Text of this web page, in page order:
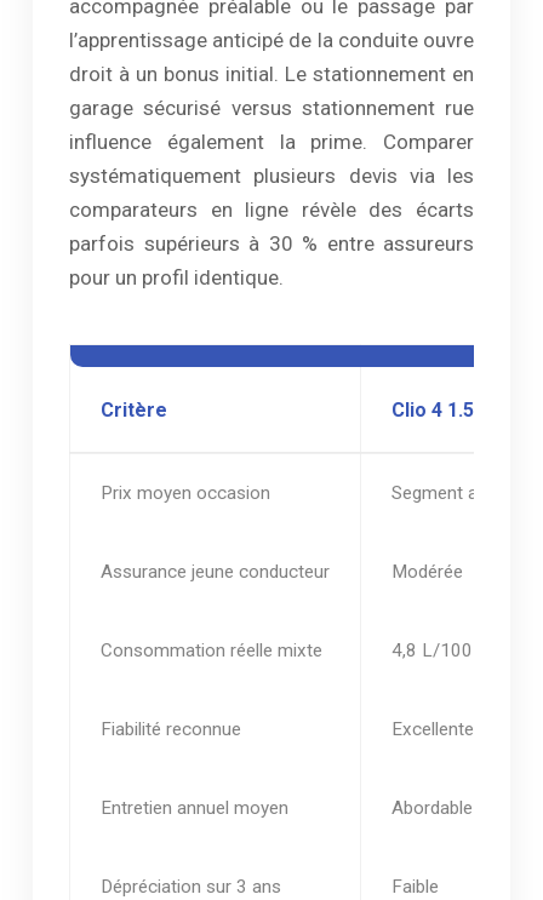
accompagnée préalable ou le passage par
l’apprentissage anticipé de la conduite ouvre
droit à un bonus initial. Le stationnement en
garage sécurisé versus stationnement rue
influence également la prime. Comparer
systématiquement plusieurs devis via les
comparateurs en ligne révèle des écarts
parfois supérieurs à 30 % entre assureurs
pour un profil identique.
Critère Clio 4 1.5 dCi
Prix moyen occasion Segment
Assurance jeune conducteur Modérée
Consommation réelle mixte 4,8 L/100 km
Fiabilité reconnue Excellente
Entretien annuel moyen Abordable
Dépréciation sur 3 ans Faible